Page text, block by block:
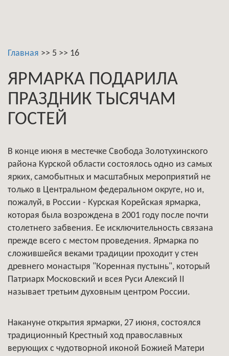
Главная >> 5 >> 16
ЯРМАРКА ПОДАРИЛА
ПРАЗДНИК ТЫСЯЧАМ
ГОСТЕЙ
В конце июня в местечке Свобода Золотухинского
района Курской области состоялось одно из самых
ярких, самобытных и масштабных мероприятий не
только в Центральном федеральном округе, но и,
пожалуй, в России - Курская Корейская ярмарка,
которая была возрождена в 2001 году после почти
столетнего забвения. Ее исключительность связана
прежде всего с местом проведения. Ярмарка по
сложившейся веками традиции проходит у стен
древнего монастыря "Коренная пустынь", который
Патриарх Московский и всея Руси Алексий II
называет третьим духовным центром России.
Накануне открытия ярмарки, 27 июня, состоялся
традиционный Крестный ход православных
верующих с чудотворной иконой Божией Матери